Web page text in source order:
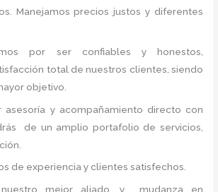
Manejamos precios justos y diferentes
por ser confiables y honestos,
total de nuestros clientes, siendo
objetivo.
asesoría y acompañamiento directo con
de un amplio portafolio de servicios,
de experiencia y clientes satisfechos.
mejor aliado, y mudanza en